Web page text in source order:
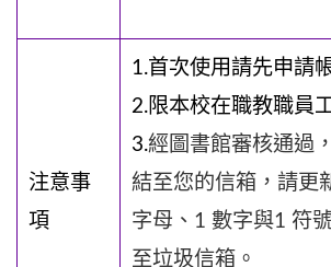
注意事
項
1.首次使用請先申請
2.限本校在職教職員
3.經圖書館審核通過
結至您的信箱，請更
字母、1 數字與1 符
至垃圾信箱。